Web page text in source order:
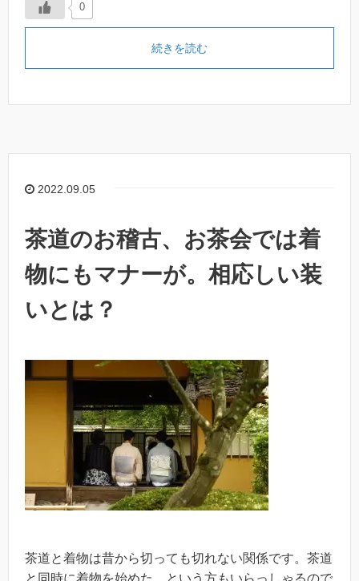
0
続きを読む
2022.09.05
茶道のお稽古、お茶会では着
物にもマナーが。相応しい装
いとは？
茶道と着物は昔から切っても切れない関係です。茶道
と同時に着物を始めた、という方もいらっしゃるので